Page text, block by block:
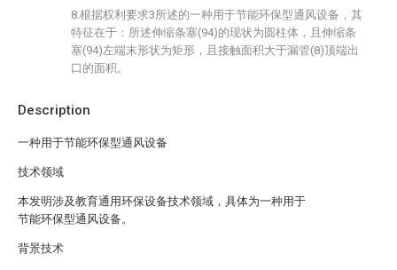
Description
一种用于节能环保型通风设备
技术领域
本发明涉及教育通用环保设备技术领域，具体为一种用于
节能环保型通风设备。
背景技术
8.根据权利要求3所述的一种用于节能环保型通风设备，其
特征在于：所述伸缩条塞(94)的现状为圆柱体，且伸缩条
塞(94)左端末形状为矩形，且接触面积大于漏管(8)顶端出
口的面积。